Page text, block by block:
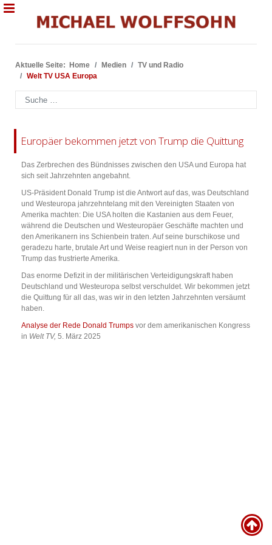
Aktuelle Seite: Home Medien
TV und Radio
Welt TV USA Europa
Suchen
Europäer bekommen jetzt von Trump die Quittung
Das Zerbrechen des Bündnisses zwischen den USA und Europa hat
sich seit Jahrzehnten angebahnt.
US-Präsident Donald Trump ist die Antwort auf das, was Deutschland
und Westeuropa jahrzehntelang mit den Vereinigten Staaten von
Amerika machten: Die USA holten die Kastanien aus dem Feuer,
während die Deutschen und Westeuropäer Geschäfte machten und
den Amerikanern ins Schienbein traten. Auf seine burschikose und
geradezu harte, brutale Art und Weise reagiert nun in der Person von
Trump das frustrierte Amerika.
Das enorme Defizit in der militärischen Verteidigungskraft haben
Deutschland und Westeuropa selbst verschuldet. Wir bekommen jetzt
die Quittung für all das, was wir in den letzten Jahrzehnten versäumt
haben.
Analyse der Rede Donald Trumps vor dem amerikanischen Kongress
in Welt TV, 5. März 2025